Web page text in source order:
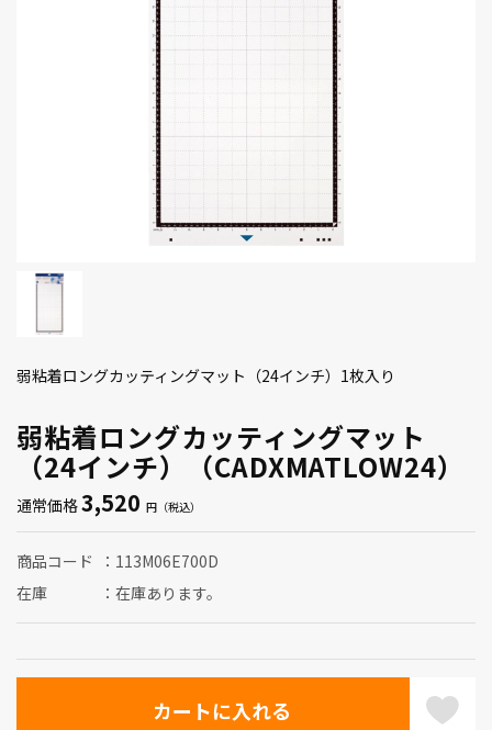
弱粘着ロングカッティングマット
（24インチ）（CADXMATLOW24）
弱粘着ロングカッティングマット（24インチ）1枚入り
通常価格3,520
商品コード
113M06E700D
在庫
在庫あります。